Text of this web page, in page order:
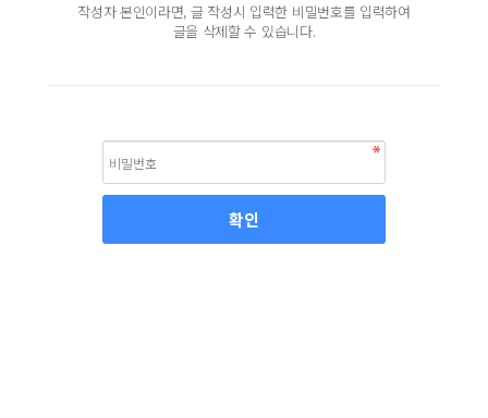
작성자 본인이라면, 글 작성시 입력한 비밀번호를 입력하여
글을 삭제할 수 있습니다.